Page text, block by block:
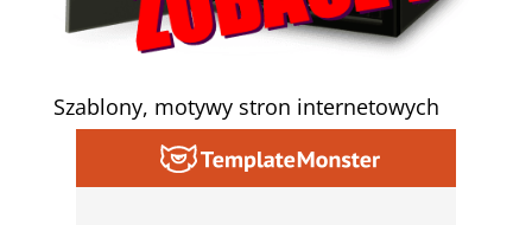
Szablony, motywy stron internetowych